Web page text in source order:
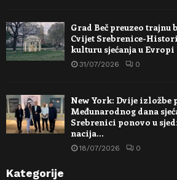
Grad Beč preuzeo
Cvijet Srebrenice-
kulturu sjećanja u Evropi
31/07/2026 0
New York: Dvije izložbe
Međunarodnog dana
Srebrenici ponovo u
nacija…
18/07/2026 0
Kategorije